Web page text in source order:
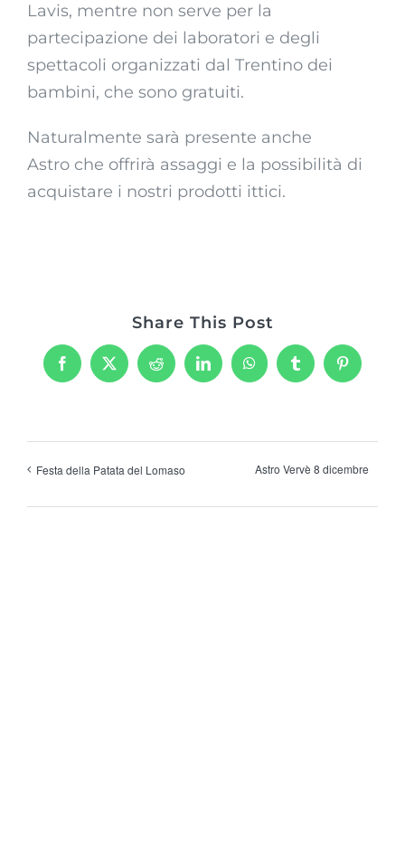
Lavis, mentre non serve per la
partecipazione dei laboratori e degli
spettacoli organizzati dal Trentino dei
bambini, che sono gratuiti.
Naturalmente sarà presente anche
Astro che offrirà assaggi e la possibilità di
acquistare i nostri prodotti ittici.
Share This Post
Facebook
X Reddit LinkedInWhatsAppTumblr Pinterest
Festa della Patata del Lomaso Astro Vervè 8 dicembre